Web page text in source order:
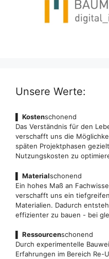
Unsere Werte:
Kostenschonend
Das Verständnis für den
verschafft uns die
späten Projektphasen
Nutzungskosten zu
Materialschonend
Ein hohes Maß an
verschafft uns ein
Materialien. Dadurch
effizienter zu bauen - bei
Ressourcenschonend
Durch experimentelle
Erfahrungen im Bereich Re-